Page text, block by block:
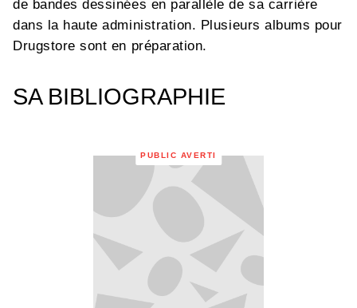
de bandes dessinées en parallèle de sa carrière
dans la haute administration. Plusieurs albums pour
Drugstore sont en préparation.
SA BIBLIOGRAPHIE
PUBLIC AVERTI